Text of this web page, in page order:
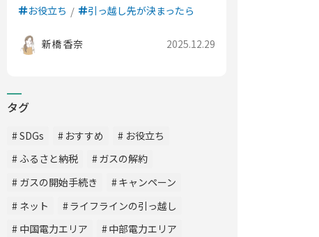
お役立ち 引っ越し先が決まったら
新橋 香奈 2025.12.29
タグ
SDGs おすすめ
お役立ち
ふるさと納税
ガスの解約
ガスの開始手続き
キャンペーン
ネット
ライフラインの引っ越し
中国電力エリア
中部電力エリア